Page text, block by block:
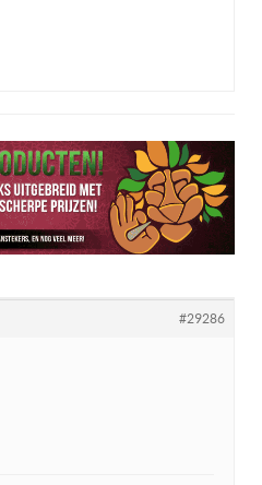
#29286